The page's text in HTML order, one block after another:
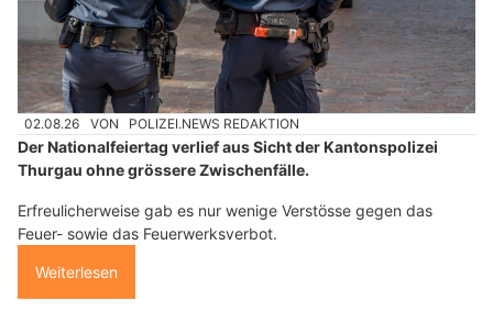
02.08.26 VON POLIZEI.NEWS REDAKTION
Der Nationalfeiertag verlief aus Sicht der Kantonspolizei
Thurgau ohne grössere Zwischenfälle.
Erfreulicherweise gab es nur wenige Verstösse gegen das
Feuer- sowie das Feuerwerksverbot.
Weiterlesen